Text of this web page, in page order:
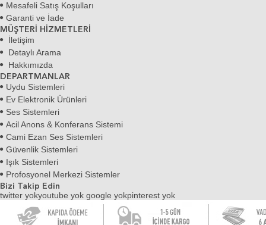
Mesafeli Satış Koşulları
Garanti ve İade
MÜŞTERİ HİZMETLERİ
İletişim
Detaylı Arama
Hakkımızda
DEPARTMANLAR
Uydu Sistemleri
Ev Elektronik Ürünleri
Ses Sistemleri
Acil Anons & Konferans Sistemi
Cami Ezan Ses Sistemleri
Güvenlik Sistemleri
Işık Sistemleri
Profosyonel Merkezi Sistemler
Bizi Takip Edin
twitter yokyoutube yok google yokpinterest yok